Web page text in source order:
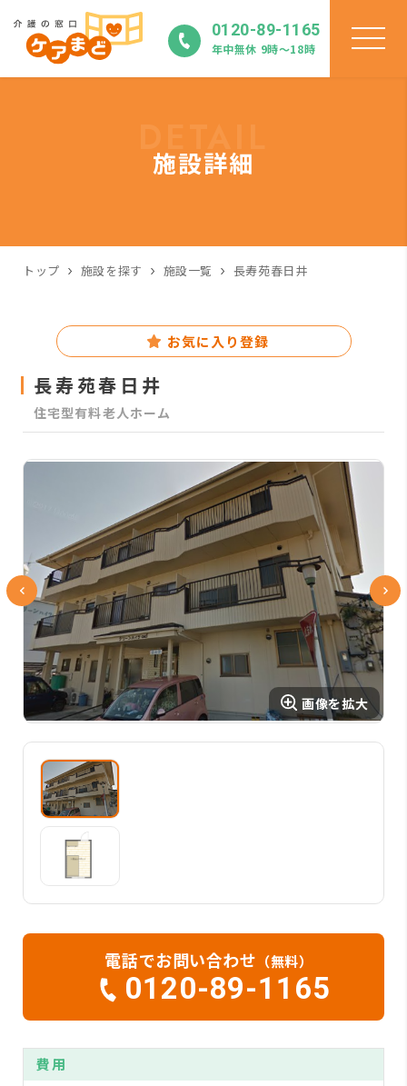
0120-89-1165
年中無休 9時〜18時
施設詳細
トップ 施設を探す 施設一覧 長寿苑春日井
お気に入り登録
長寿苑春日井
住宅型有料老人ホーム
電話でお問い合わせ （無料）
0120-89-1165
費用